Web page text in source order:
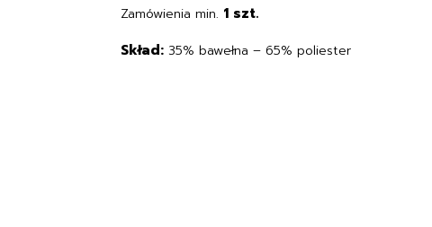
Zamówienia min. 1 szt.
Skład: 35% bawełna – 65% poliester